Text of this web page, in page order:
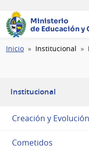
Ministerio
de Educación y
Ruta
Inicio Institucional
Institucional
Creación y
Cometidos